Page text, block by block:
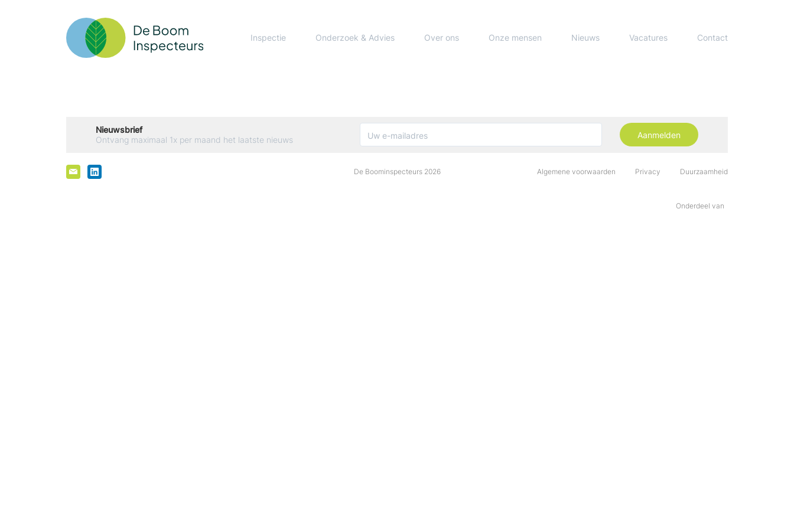
Inspectie Onderzoek & Advies Over ons Onze mensen Nieuws Vacatures Contact
Nieuwsbrief
Ontvang maximaal 1x per maand het laatste nieuws
Aanmelden
De Boominspecteurs 2026 Algemene voorwaarden Privacy Duurzaamheid
Onderdeel van